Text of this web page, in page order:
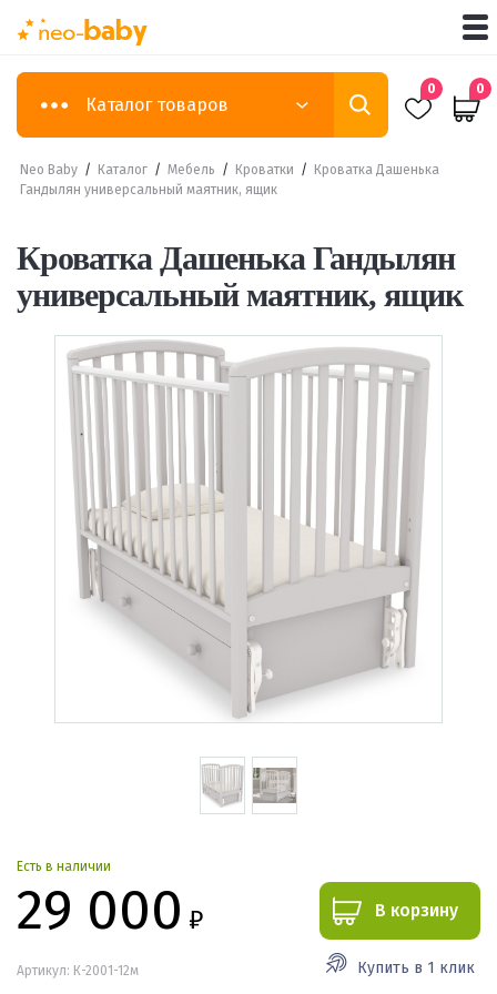
Каталог товаров
0 0
Neo Baby / Каталог / Мебель / Кроватки /
Кроватка Дашенька
Гандылян универсальный маятник, ящик
Кроватка Дашенька Гандылян
универсальный маятник, ящик
Есть в наличии
29 000 ₽
Артикул: К-2001-12м
В корзину
Купить в 1 клик